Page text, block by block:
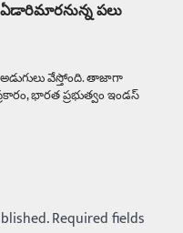
పలు
వేస్తోంది. తాజాగా
భారత ప్రభుత్వం ఇండస్‌
Required fields